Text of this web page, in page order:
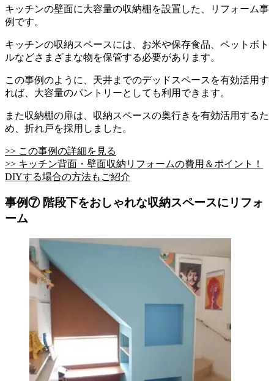
キッチンの壁面に大容量の収納棚を設置した、リフォーム事
例です。
キッチンの収納スペースには、お米や保存食品、ペットボト
ルなどさまざまな物を保管する必要があります。
この事例のように、天井までのデッドスペースを有効活用す
れば、大容量のパントリーとしても利用できます。
また収納棚の扉は、収納スペースの奥行きを有効活用するた
め、折れ戸を採用しました。
>> この事例の詳細を見る
>> キッチン背面・壁面収納リフォームの費用＆ポイント！
DIYする場合の方法もご紹介
事例⑦ 階段下をおしゃれな収納スペースにリフォ
ーム